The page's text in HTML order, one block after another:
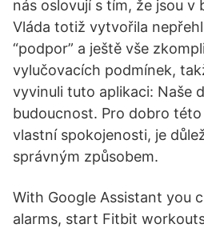
nás oslovují s tím, že jsou v
Vláda totiž vytvořila
“podpor” a ještě vše
vylučovacích podmínek,
vyvinuli tuto aplikaci: Naše
budoucnost. Pro dobro
vlastní spokojenosti, je
správným způsobem.
With Google Assistant you
alarms, start Fitbit